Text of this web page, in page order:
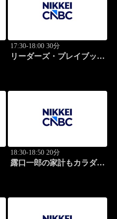
17:30-18:00 30分
リーダーズ・プレイブック
18:30-18:50 20分
露口一郎の家計もカラダも